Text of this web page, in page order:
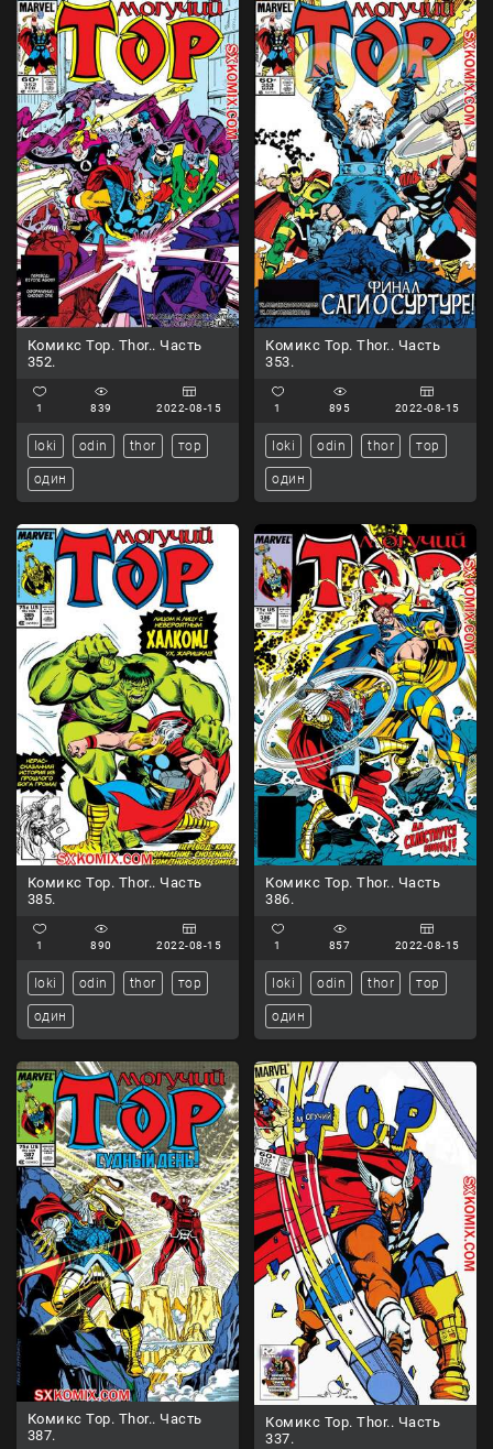
Комикс Тор. Thor.. Часть
352.
1 839 2022-08-15
loki odin thor тор
один
Комикс Тор. Thor.. Часть
353.
1 895 2022-08-15
loki odin thor тор
один
Комикс Тор. Thor.. Часть
385.
1 890 2022-08-15
loki odin thor тор
один
Комикс Тор. Thor.. Часть
386.
1 857 2022-08-15
loki odin thor тор
один
Комикс Тор. Thor.. Часть
387.
Комикс Тор. Thor.. Часть
337.